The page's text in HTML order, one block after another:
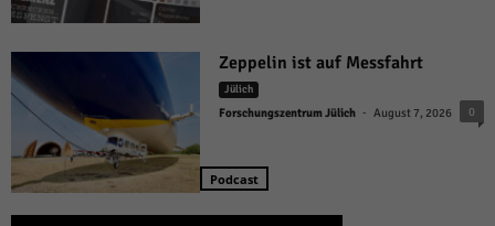
Zeppelin ist auf Messfahrt
Jülich
Forschungszentrum Jülich - August 7, 2026 0
Podcast